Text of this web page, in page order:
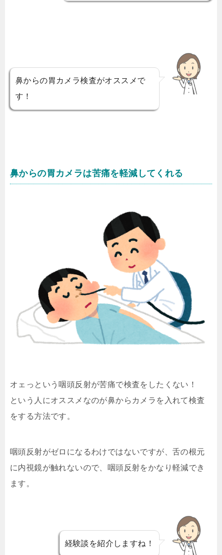
鼻からの胃カメラ検査がオススメで
す！
鼻からの胃カメラは苦痛を軽減してくれる
オェっという咽頭反射が苦痛で検査をしたくない！
という人にオススメなのが鼻からカメラを入れて検査
をする方法です。
咽頭反射がゼロになるわけではないですが、舌の根元
に内視鏡が触れないので、咽頭反射をかなり軽減でき
ます。
経験談を紹介しますね！